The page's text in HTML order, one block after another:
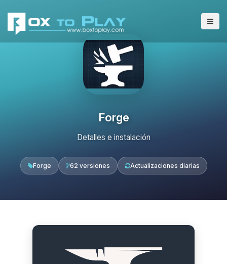
Forge
Detalles e instalación
Forge 62 versiones Actualizaciones diarias